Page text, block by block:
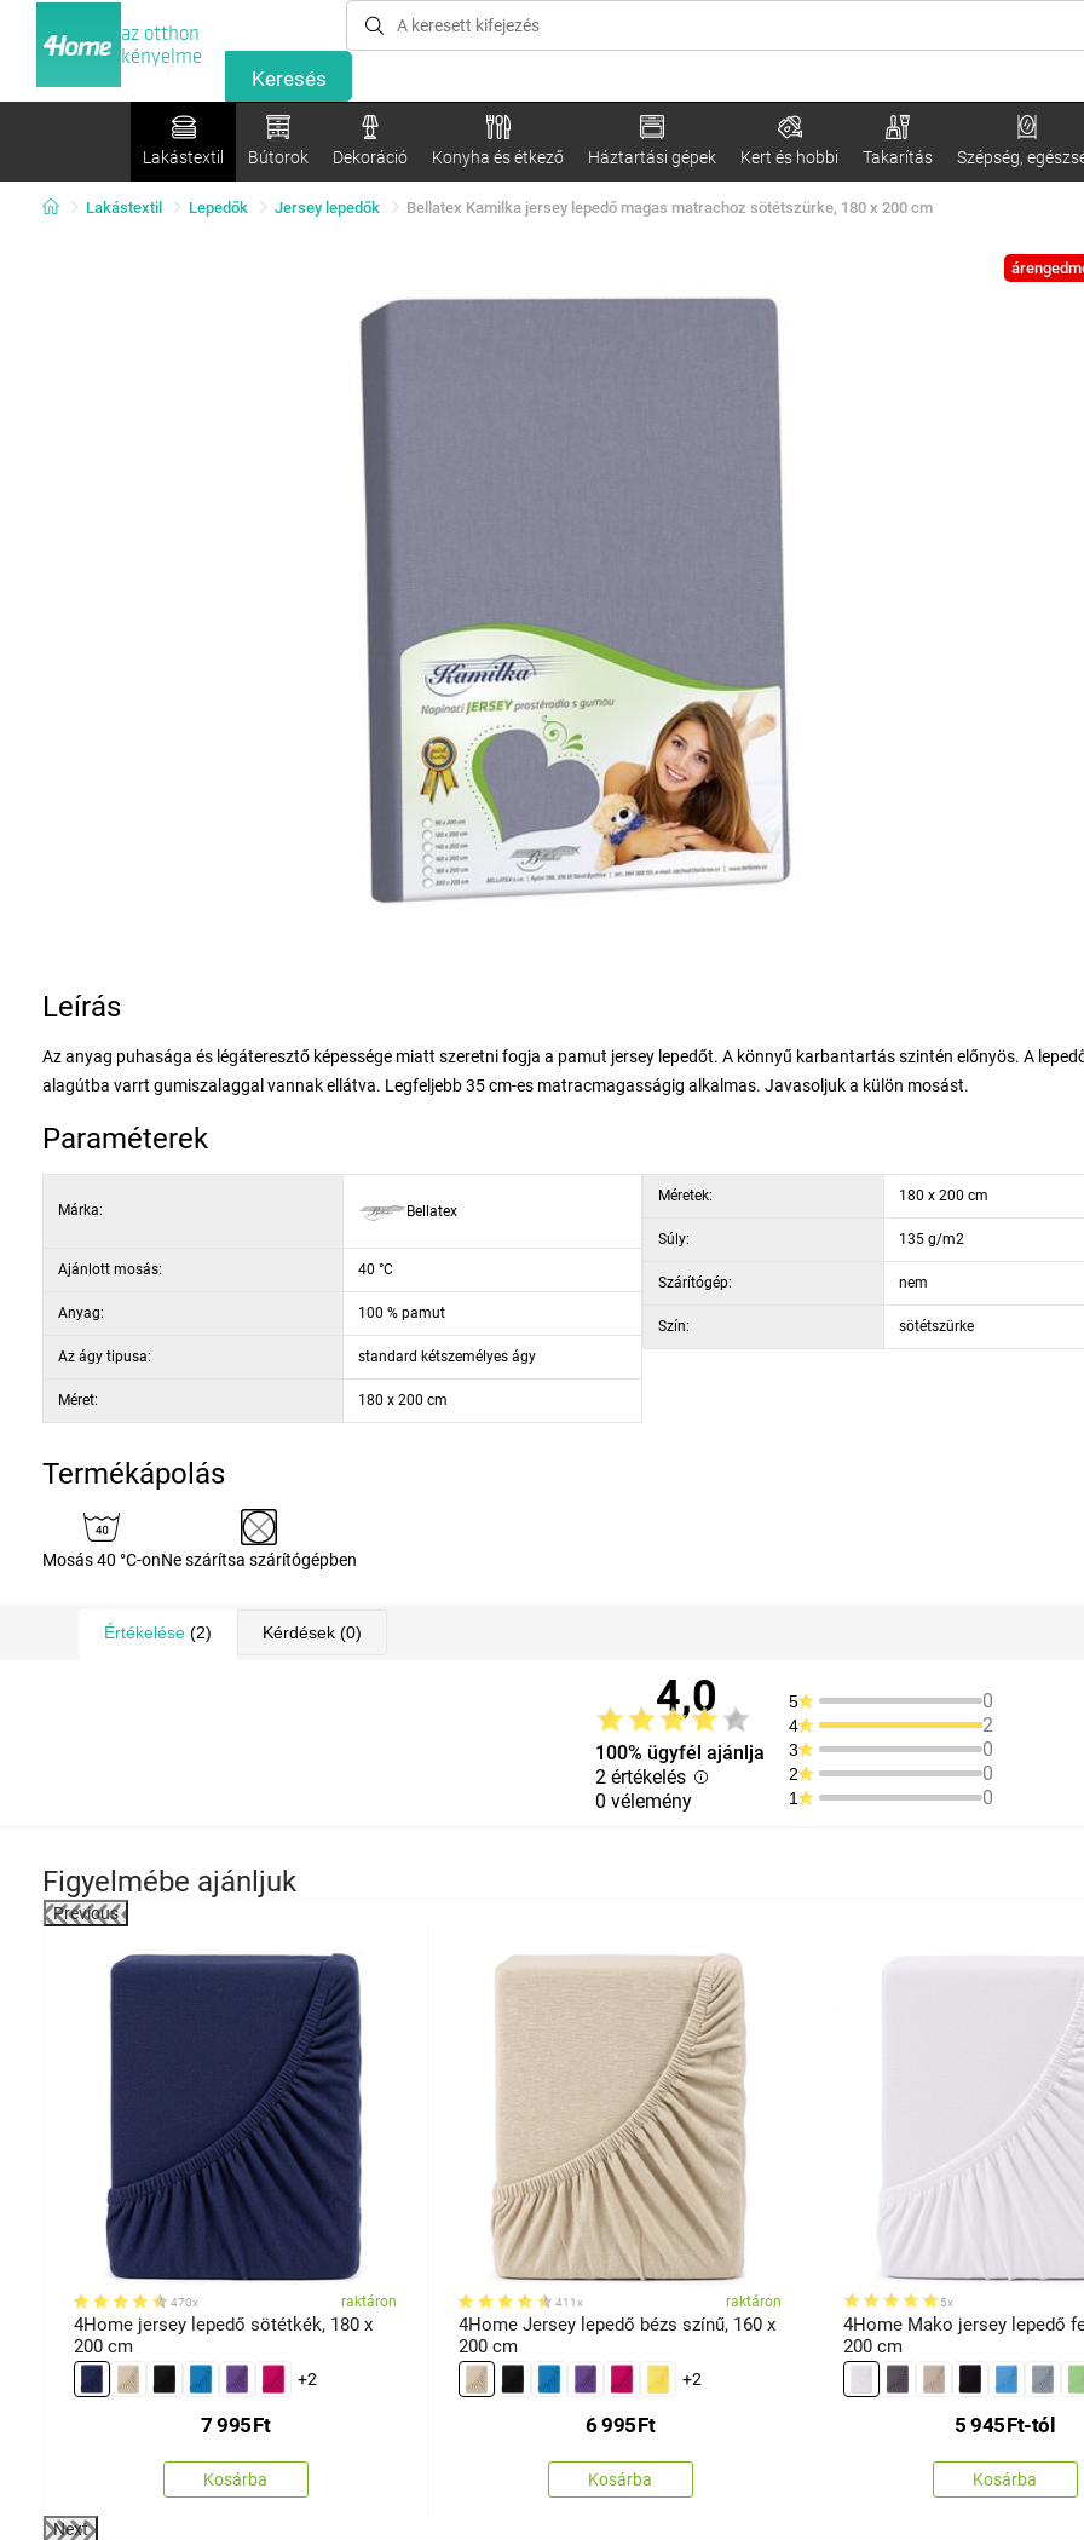
az otthon
kényelme
Lakástextil Bútorok Dekoráció Konyha és étkező Háztartási gépek Kert és hobbi Takarítás Szépség,
Lakástextil Lepedők Jersey lepedők Bellatex Kamilka jersey lepedő magas matrachoz sötétszürke, 180 x 200 cm
Leírás
Az anyag puhasága és légáteresztő képessége miatt szeretni fogja a pamut jersey lepedőt. A könnyű karbantartás szintén előnyös. A
alagútba varrt gumiszalaggal vannak ellátva. Legfeljebb 35 cm-es matracmagasságig alkalmas. Javasoljuk a külön mosást.
Paraméterek
Márka: Bellatex
Ajánlott mosás: 40 °C
Anyag: 100 % pamut
Az ágy tipusa: standard kétszemélyes ágy
Méret: 180 x 200 cm
Méretek: 180 x 200 cm
Súly: 135 g/m2
Szárítógép: nem
Szín: sötétszürke
Termékápolás
Mosás 40 °C-onNe szárítsa szárítógépben
Értékelése (2) Kérdések (0)
4,0
100% ügyfél ajánlja
2 értékelés
0 vélemény
5 0
4 2
3 0
2 0
1 0
Figyelmébe ajánljuk
Previous
470x raktáron
4Home jersey lepedő sötétkék, 180 x
200 cm
+2
7 995Ft
Kosárba
411x raktáron
4Home Jersey lepedő bézs színű, 160 x
200 cm
+2
6 995Ft
Kosárba
5x
4Home Mako jersey lepedő
200 cm
5 945Ft-tól
Kosárba
Next